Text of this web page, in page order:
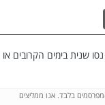
שנית בימים הקרובים או
בלבד. אנו ממליצים